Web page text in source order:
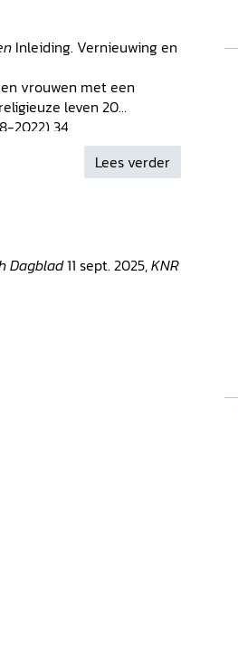
Inleiding. Vernieuwing en
vrouwen met een
leven 20
2022) 34
het evangelie?
de jaren zestig 51
instituten 69
van het religieuze leven
de
164
na het
Lees verder
Dagblad11 sept. 2025,KNR